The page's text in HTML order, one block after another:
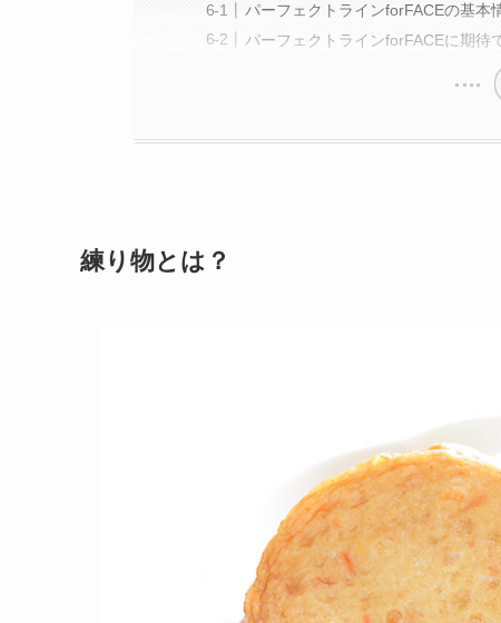
パーフェクトラインforFACEの基本
パーフェクトラインforFACEに期待
練り物とは？